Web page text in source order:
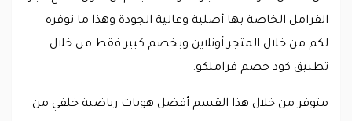
الفرامل الخاصة بها أصلية وعالية الجودة وهذا ما توفره
لكم من خلال المتجر أونلاين وبخصم كبير فقط من خلال
تطبيق كود خصم فراملكو.
متوفر من خلال هذا القسم أفضل هوبات رياضية خلفي من